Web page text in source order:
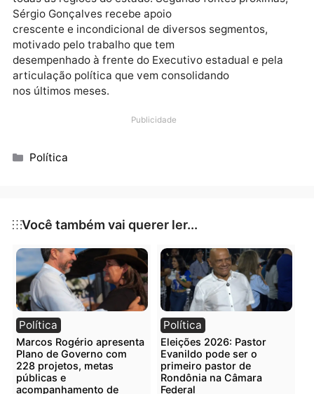
assumir o governo em abril de 2026 — informação
ele classificou como fake news. O vicegovernador
afirmou que não há qualquer plano nesse sentido e
reforçou que sua intenção é
garantir estabilidade administrativa e continuidade
tem sido procurado por lideranças de
motivado pelo trabalho que tem
articulação política que vem consolidando
nos últimos meses.
Publicidade
Categorias
Política